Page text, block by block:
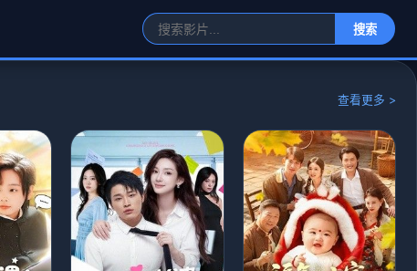
搜索
查看更多 >